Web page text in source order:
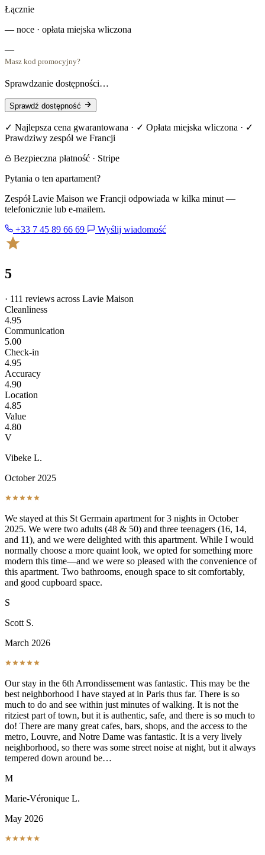
Łącznie
— noce · opłata miejska wliczona
—
Masz kod promocyjny?
Sprawdzanie dostępności…
Sprawdź dostępność
✓ Najlepsza cena gwarantowana · ✓ Opłata miejska wliczona · ✓
Prawdziwy zespół we Francji
Bezpieczna płatność · Stripe
Pytania o ten apartament?
Zespół Lavie Maison we Francji odpowiada w kilka minut —
telefonicznie lub e-mailem.
+33 7 45 89 66 69
Wyślij wiadomość
5
· 111 reviews across Lavie Maison
Cleanliness
4.95
Communication
5.00
Check-in
4.95
Accuracy
4.90
Location
4.85
Value
4.80
V
Vibeke L.
October 2025
We stayed at this St Germain apartment for 3 nights in October
2025. We were two adults (48 & 50) and three teenagers (16, 14,
and 11), and we were delighted with this apartment. While I would
normally choose a more quaint look, we opted for something more
modern this time—and we were so pleased with the convenience of
this apartment. Two bathrooms, enough space to sit comfortably,
and good cupboard space.
S
Scott S.
March 2026
Our stay in the 6th Arrondissement was fantastic. This may be the
best neighborhood I have stayed at in Paris thus far. There is so
much to do and see within just minutes of walking. It is not the
ritziest part of town, but it is authentic, safe, and there is so much to
do! There are many great cafes, bars, shops, and the access to the
metro, Louvre, and Notre Dame was fantastic. It is a very lively
neighborhood, so there was some street noise at night, but it always
tempered down around be…
M
Marie-Véronique L.
May 2026